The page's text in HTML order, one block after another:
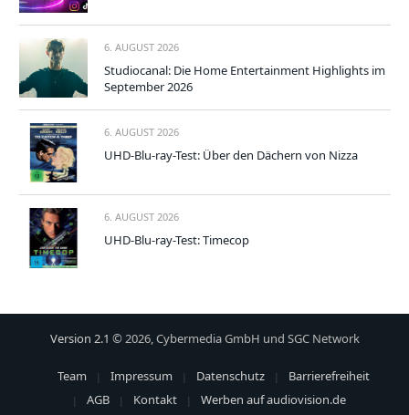
6. AUGUST 2026
Studiocanal: Die Home Entertainment Highlights im
September 2026
6. AUGUST 2026
UHD-Blu-ray-Test: Über den Dächern von Nizza
6. AUGUST 2026
UHD-Blu-ray-Test: Timecop
Version 2.1 © 2026, Cybermedia GmbH und SGC Network
Team Impressum Datenschutz
Barrierefreiheit
AGB
Kontakt Werben auf audiovision.de